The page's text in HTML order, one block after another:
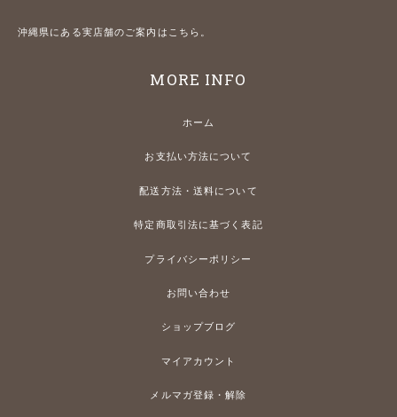
沖縄県にある実店舗のご案内はこちら。
MORE INFO
ホーム
お支払い方法について
配送方法・送料について
特定商取引法に基づく表記
プライバシーポリシー
お問い合わせ
ショップブログ
マイアカウント
メルマガ登録・解除